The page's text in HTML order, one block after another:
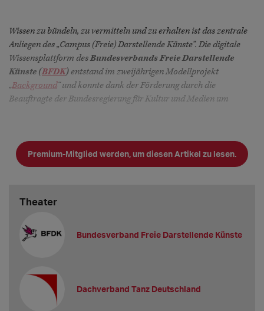
Wissen zu bündeln, zu vermitteln und zu erhalten ist das zentrale
Anliegen des „Campus (Freie) Darstellende Künste”. Die digitale
Wissensplattform desBundesverbands Freie Darstellende
Künste (BFDK) entstand im zweijährigen Modellprojekt
„Background“ und konnte dank der Förderung durch die
Beauftragte der Bundesregierung für Kultur und Medien um
Premium-Mitglied werden, um diesen Artikel zu lesen.
Theater
Bundesverband Freie Darstellende Künste
Dachverband Tanz Deutschland